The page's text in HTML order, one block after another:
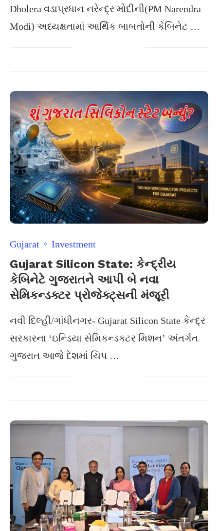
Dholera વડાપ્રધાન નરેન્દ્ર મોદીની(PM Narendra
Modi) અધ્યક્ષતામાં આર્થિક બાબતોની કેબિનેટ …
Gujarat Investment
Gujarat Silicon State: કેન્દ્રીય
કેબિનેટે ગુજરાતને આપી બે નવા
સેમિકન્ડક્ટર પ્રોજેક્ટ્સની મંજૂરી
નવી દિલ્હી/ગાંધીનગર- Gujarat Silicon State કેન્દ્ર
સરકારના ‘ઇન્ડિયા સેમિકન્ડક્ટર મિશન’ અંતર્ગત
ગુજરાત આજે દેશમાં ચિપ …